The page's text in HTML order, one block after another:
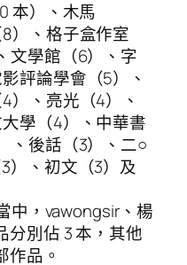
本）、木馬
8）、格子盒作室
文學館（6）、字
評論學會（5）、
）、亮光（4）、
學（4）、中華書
、後話（3）、二○
）、初文（3）及
中，vawongsir、楊
分別佔 3 本，其他
作品。